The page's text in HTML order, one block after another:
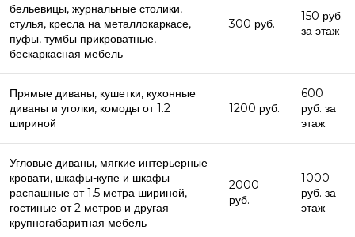
бельевицы, журнальные столики,
стулья, кресла на металлокаркасе,
пуфы, тумбы прикроватные,
бескаркасная мебель
300 руб.
150 руб.
за этаж
Прямые диваны, кушетки, кухонные
диваны и уголки, комоды от 1.2
шириной
1200 руб.
600
руб. за
этаж
Угловые диваны, мягкие интерьерные
кровати, шкафы-купе и шкафы
распашные от 1.5 метра шириной,
гостиные от 2 метров и другая
крупногабаритная мебель
2000
руб.
1000
руб. за
этаж